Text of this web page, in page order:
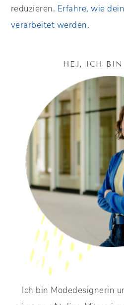
reduzieren. Erfahre, wie
verarbeitet werden.
HEJ, ICH BIN
Ich bin Modedesignerin